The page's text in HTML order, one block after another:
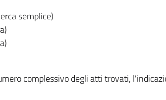
semplice)
complessivo degli atti trovati,